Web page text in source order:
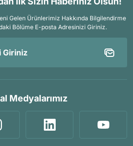
Gelen Ürünlerimiz Hakkında Bilgilendirme
Bölüme E-posta Adresinizi Giriniz.
Medyalarımız